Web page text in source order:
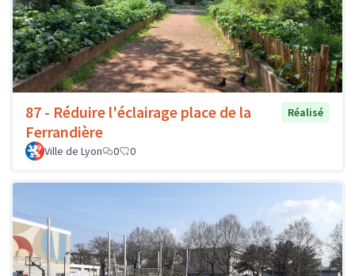
87 - Réduire l'éclairage place de la
Ferrandière
Réalisé
Ville de Lyon 0 0